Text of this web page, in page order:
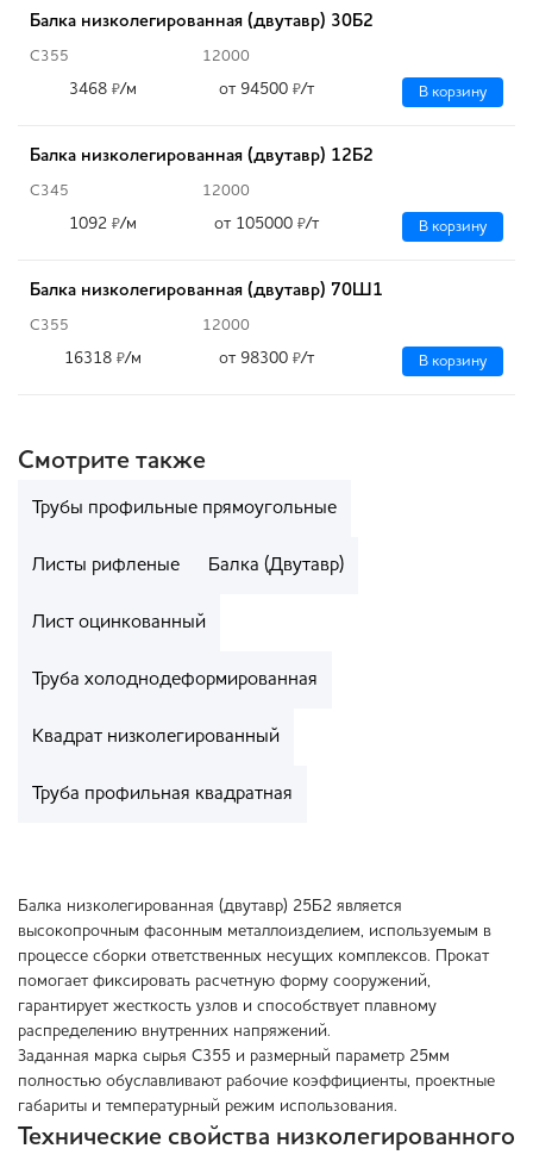
Балка низколегированная (двутавр) 30Б2
С355 12000
3468 ₽/м от 94500 ₽/т В корзину
Балка низколегированная (двутавр) 12Б2
С345 12000
1092 ₽/м от 105000 ₽/т В корзину
Балка низколегированная (двутавр) 70Ш1
С355 12000
16318 ₽/м от 98300 ₽/т В корзину
Смотрите также
Трубы профильные прямоугольные
Листы рифленые Балка (Двутавр)
Лист оцинкованный
Труба холоднодеформированная
Квадрат низколегированный
Труба профильная квадратная
Балка низколегированная (двутавр) 25Б2 является
высокопрочным фасонным металлоизделием, используемым в
процессе сборки ответственных несущих комплексов. Прокат
помогает фиксировать расчетную форму сооружений,
гарантирует жесткость узлов и способствует плавному
распределению внутренних напряжений.
Заданная марка сырья С355 и размерный параметр 25мм
полностью обуславливают рабочие коэффициенты, проектные
габариты и температурный режим использования.
Технические свойства низколегированного